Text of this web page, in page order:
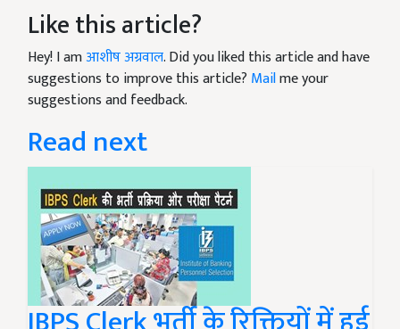
Like this article?
Hey! I amआशीष अग्रवाल. Did you liked this article and have
suggestions to improve this article? Mailme your
suggestions and feedback.
Read next